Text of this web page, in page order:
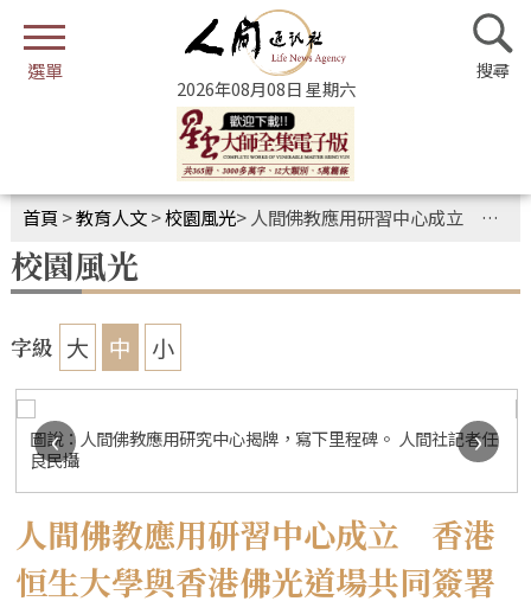
2026年08月08日 星期六
首頁 >教育人文>校園風光> 人間佛教應用研習中心成立 香港恒生大學與香港佛光道場共同簽署
校園風光
字級 大 中 小
圖說：人間佛教應用研究中心揭牌，寫下里程碑。 人間社記者任
良民攝
‹ ›
人間佛教應用研習中心成立 香港
恒生大學與香港佛光道場共同簽署